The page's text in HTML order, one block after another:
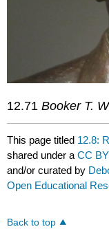
12.71Booker T.
This page titled 12.8:
shared under aCC
and/or curated by
Open Educational
Back to top